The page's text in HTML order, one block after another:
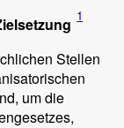
1
Stellen
um die